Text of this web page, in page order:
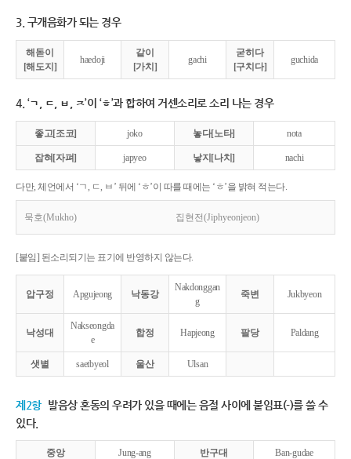
3. 구개음화가 되는 경우
해돋이
[해도지]
haedoji
같이
[가치]
gachi
굳히다
[구치다]
guchida
4. ‘ㄱ, ㄷ, ㅂ, ㅈ’이 ‘ㅎ’과 합하여 거센소리로 소리 나는 경우
좋고[조코] joko 놓다[노타] nota
잡혀[자펴] japyeo 낳지[나치] nachi
다만, 체언에서 ‘ㄱ, ㄷ, ㅂ’ 뒤에 ‘ㅎ’이 따를 때에는 ‘ㅎ’을 밝혀 적는다.
묵호(Mukho) 집현전(Jiphyeonjeon)
[붙임] 된소리되기는 표기에 반영하지 않는다.
압구정 Apgujeong 낙동강
Nakdonggan
g
죽변 Jukbyeon
낙성대
Nakseongda
e
합정 Hapjeong 팔당 Paldang
샛별 saetbyeol 울산 Ulsan
제2항 발음상 혼동의 우려가 있을 때에는 음절 사이에 붙임표(-)를 쓸 수
있다.
중앙 Jung-ang 반구대 Ban-gudae